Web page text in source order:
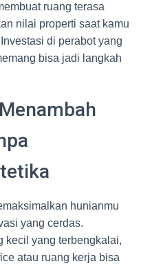
ruang terasa
nilai properti saat kamu
di perabot yang
bisa jadi langkah
hunianmu
yang cerdas.
kecil yang terbengkalai,
atau ruang kerja bisa